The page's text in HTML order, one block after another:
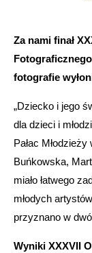
Za nami finał
fotografie
„Dziecko i jego
dla dzieci i
Pałac
Buńkowska,
miało łatwego
młodych
przyznano w
Wyniki XXXVII